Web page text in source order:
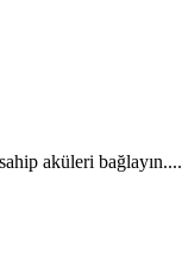
aküleri bağlayın....